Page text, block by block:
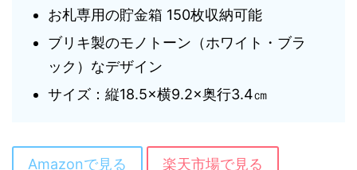
お札専用の貯金箱 150枚収納可能
ブリキ製のモノトーン（ホワイト・ブラ
ック）なデザイン
サイズ：縦18.5×横9.2×奥行3.4㎝
Amazonで見る 楽天市場で見る